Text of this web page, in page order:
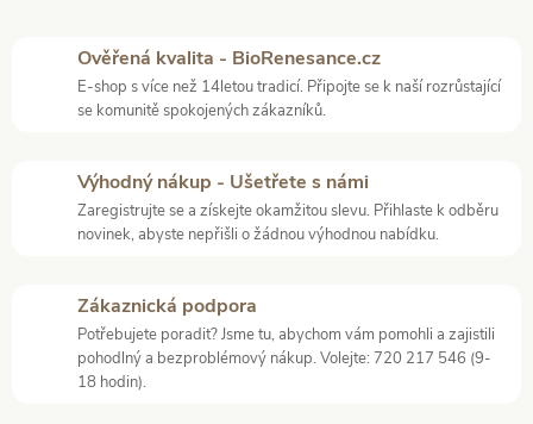
Ověřená kvalita - BioRenesance.cz
E-shop s více než 14letou tradicí. Připojte se k naší rozrůstající
se komunitě spokojených zákazníků.
Výhodný nákup - Ušetřete s námi
Zaregistrujte se a získejte okamžitou slevu. Přihlaste k odběru
novinek, abyste nepřišli o žádnou výhodnou nabídku.
Zákaznická podpora
Potřebujete poradit? Jsme tu, abychom vám pomohli a zajistili
pohodlný a bezproblémový nákup. Volejte: 720 217 546 (9-
18 hodin).